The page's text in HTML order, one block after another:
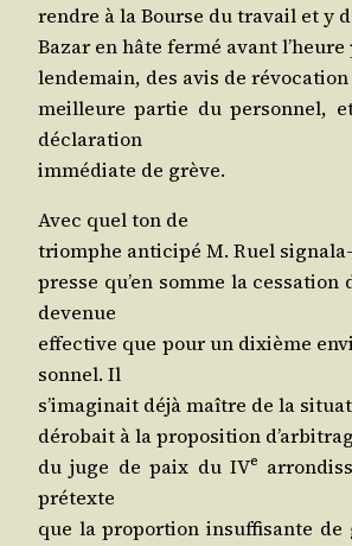
rendre à la Bourse du tra­vail et y
Bazar en hâte fer­mé avant
len­de­main, des avis de
meilleure par­tie du per­son­nel,
déclaration
immé­diate de grève.
Avec quel ton de
triomphe anti­ci­pé M. Ruel
presse qu’en somme la ces­sa­tion
devenue
effec­tive que pour un dixième
son­nel. Il
s’i­ma­gi­nait déjà maître de la
déro­bait à la pro­po­si­tion
du juge de paix du IVe
prétexte
que la pro­por­tion insuf­fi­sante de